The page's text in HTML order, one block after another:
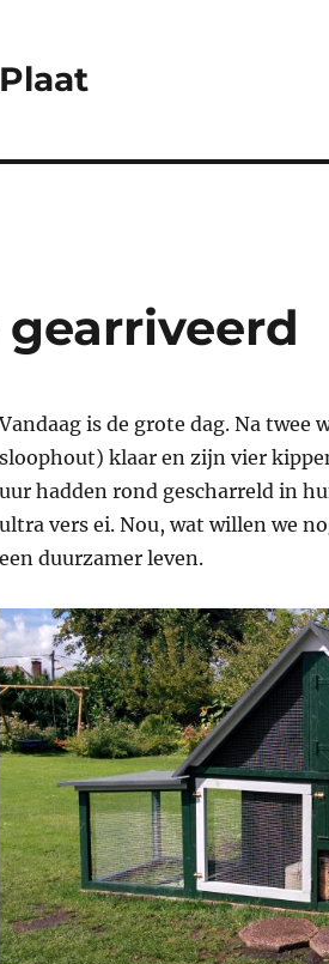
is de grote dag. Na
sloophout) klaar en zijn vier
uur hadden rond gescharreld in
ultra vers ei. Nou, wat willen we
een duurzamer leven.